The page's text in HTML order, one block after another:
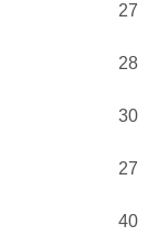
27
28
30
27
40